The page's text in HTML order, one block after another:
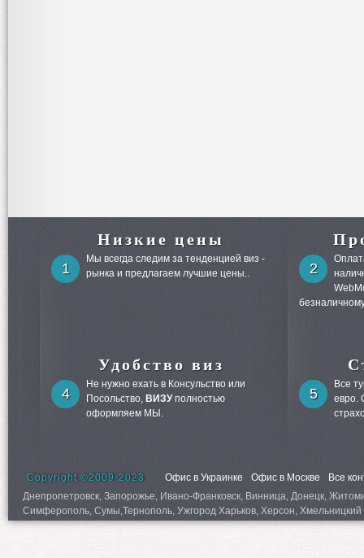
Низкие цены
1
Мы всегда следим за тенденцией виз -
рынка и предлагаем лучшие цены..
2
Удобство виз
4
Не нужно ехать в Консульство или
Посольство, ВИЗУполностью
оформляем МЫ.
5
Все
евро.
Copyright ©2009-2023 Офис в Украинке Офис в Москве
Все
Днепропетровск, Запорожье, Ивано-Франковск, Винница, Донецк,
Симферополь, Сумы,Тернополь, Ужгород Харьков, Херсон,